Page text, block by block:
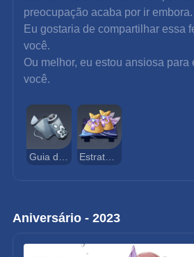
preocupação acaba por ir embora.
Eu gostaria de compartilhar essa
você.
Ou melhor, eu estou ansiosa para
você.
Aniversário - 2023